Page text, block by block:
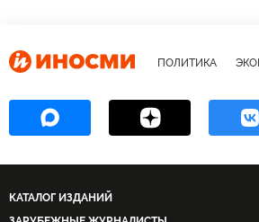
ПОЛИТИКА
КАТАЛОГ ИЗДАНИЙ